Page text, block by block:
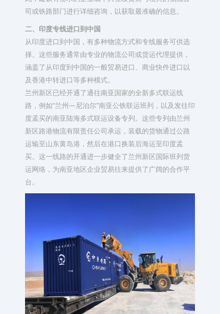
司或铁路部门进行详细咨询，以获取最准确的信息。
二、印度专线进口到中国
从印度进口到中国，有多种物流方式和专线服务可供选
择。这些服务通常由专业的物流公司或货运代理提供，
涵盖了从印度到中国的一般贸易进口、商业快件进口以
及香港中转进口等多种模式。
兰州新区已经开通了通往南亚国家的全新多式联运线
路，例如“兰州—尼泊尔”南亚公铁联运班列，以及发往印
度孟买的南亚陆海多式联运设备专列。这些专列由兰州
新区路港物流有限责任公司承运，装载的货物通过公路
运输至山东黄岛港，然后在港口换装后海运至印度孟
买。这一线路的开通进一步健全了兰州新区国际班列货
运网络，为南亚地区企业贸易往来提供了广阔的合作平
台。